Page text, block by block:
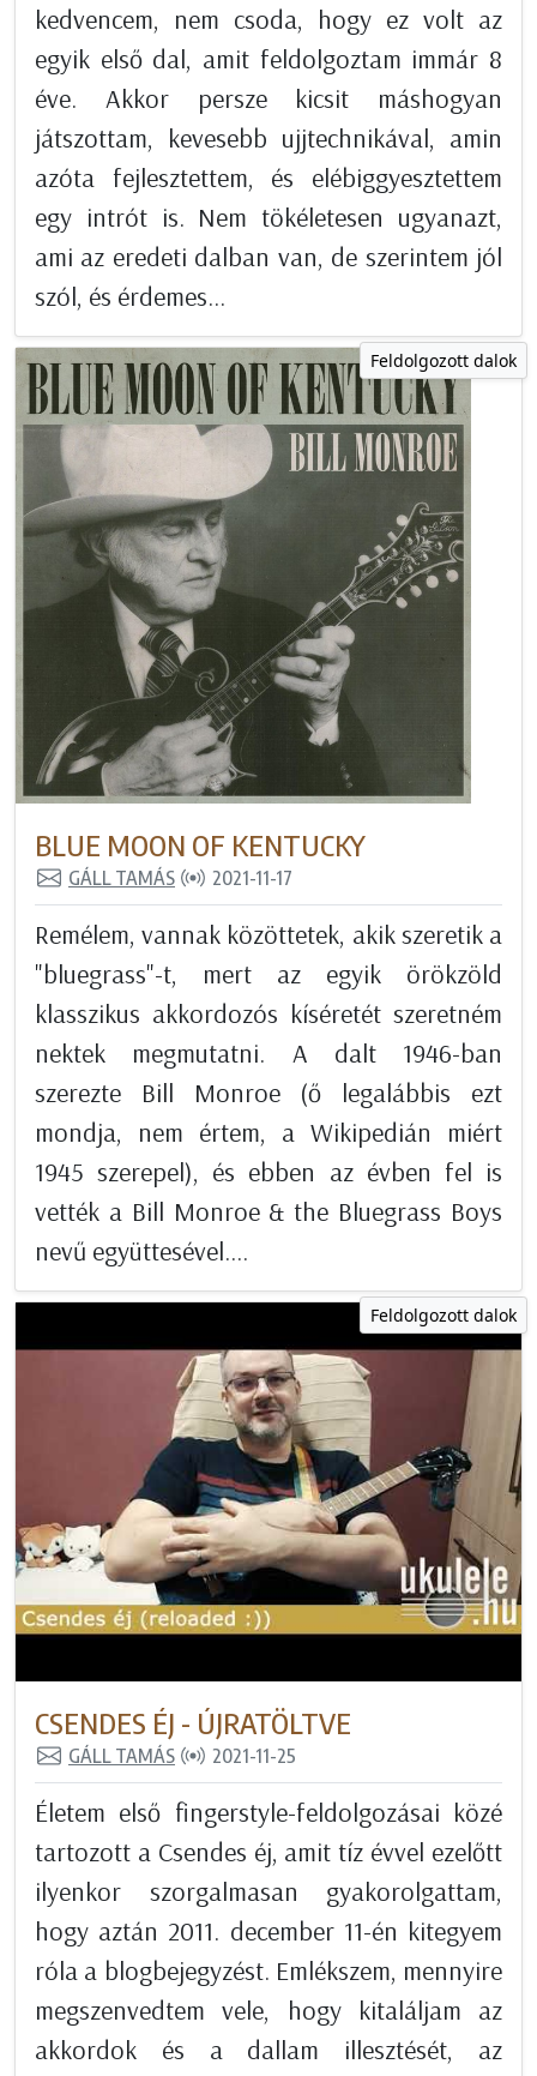
kedvencem, nem csoda, hogy ez volt az
egyik első dal, amit feldolgoztam immár 8
éve. Akkor persze kicsit máshogyan
játszottam, kevesebb ujjtechnikával, amin
azóta fejlesztettem, és elébiggyesztettem
egy intrót is. Nem tökéletesen ugyanazt,
ami az eredeti dalban van, de szerintem jól
szól, és érdemes...
Feldolgozott dalok
BLUE MOON OF KENTUCKY
GÁLL TAMÁS 2021-11-17
Remélem, vannak közöttetek, akik szeretik a
"bluegrass"-t, mert az egyik örökzöld
klasszikus akkordozós kíséretét szeretném
nektek megmutatni. A dalt 1946-ban
szerezte Bill Monroe (ő legalábbis ezt
mondja, nem értem, a Wikipedián miért
1945 szerepel), és ebben az évben fel is
vették a Bill Monroe & the Bluegrass Boys
nevű együttesével....
Feldolgozott dalok
CSENDES ÉJ - ÚJRATÖLTVE
GÁLL TAMÁS 2021-11-25
Életem első fingerstyle-feldolgozásai közé
tartozott a Csendes éj, amit tíz évvel ezelőtt
ilyenkor szorgalmasan gyakorolgattam,
hogy aztán 2011. december 11-én kitegyem
róla a blogbejegyzést. Emlékszem, mennyire
megszenvedtem vele, hogy kitaláljam az
akkordok és a dallam illesztését, az